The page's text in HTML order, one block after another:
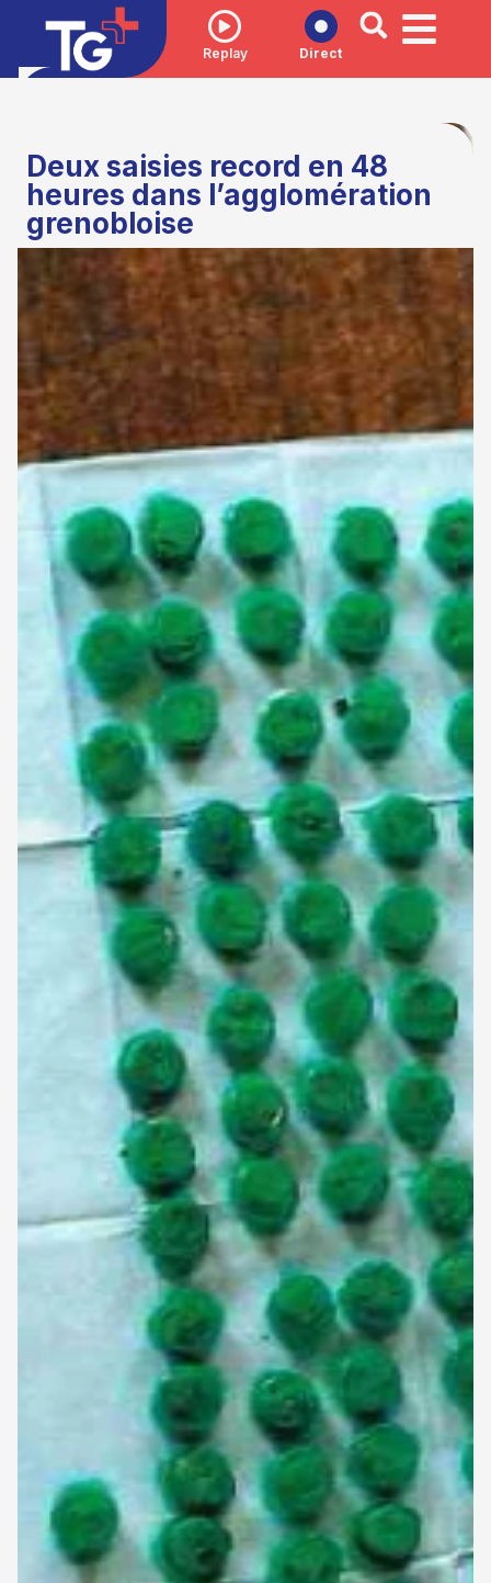
Replay Direct
Deux saisies record en 48
heures dans l’agglomération
grenobloise